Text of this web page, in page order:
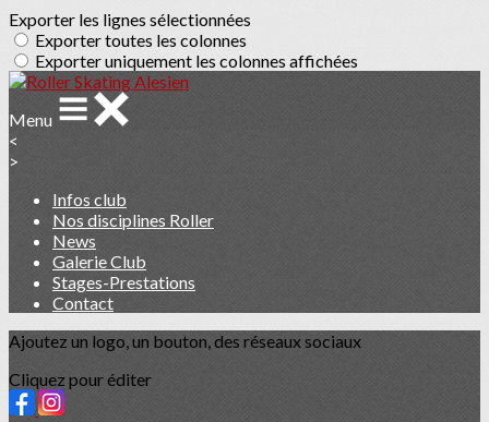
Exporter les lignes sélectionnées
Exporter toutes les colonnes
Exporter uniquement les colonnes affichées
Menu
<
>
Infos club
Nos disciplines Roller
News
Galerie Club
Stages-Prestations
Contact
Ajoutez un logo, un bouton, des réseaux sociaux
Cliquez pour éditer